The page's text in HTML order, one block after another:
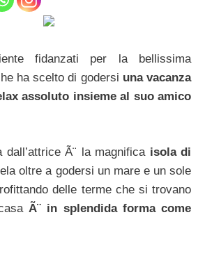
fidanzati per la bellissima
ha scelto di godersi una vacanza
assoluto insieme al suo amico
Ã¨ la magnifica isola di
oltre a godersi un mare e un sole
delle terme che si trovano
Ã¨ in splendida forma come